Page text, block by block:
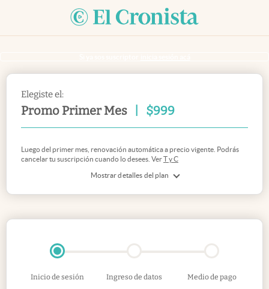
Elegiste el:
Promo Primer Mes $999
Mostrar detalles del plan
Luego del primer mes, renovación automática a precio vigente. Podrás
cancelar tu suscripción cuando lo desees. VerT y C
Inicio de sesión Ingreso de datos Medio de pago